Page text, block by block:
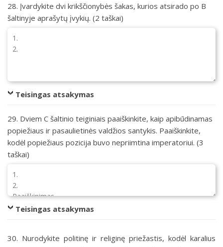
28. Įvardykite dvi krikščionybės šakas, kurios atsirado po B
šaltinyje aprašytų įvykių. (2 taškai)
Teisingas atsakymas
29. Dviem C šaltinio teiginiais paaiškinkite, kaip apibūdinamas
popiežiaus ir pasaulietinės valdžios santykis. Paaiškinkite,
kodėl popiežiaus pozicija buvo nepriimtina imperatoriui. (3
taškai)
Teisingas atsakymas
30. Nurodykite politinę ir religinę priežastis, kodėl karalius